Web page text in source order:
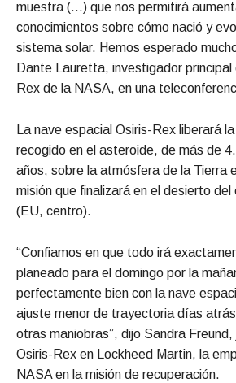
muestra (…) que nos permitirá
conocimientos sobre cómo nació y
sistema solar. Hemos esperado
Dante Lauretta, investigador principal
Rex de la NASA, en una
La nave espacial Osiris-Rex liberará
recogido en el asteroide, de más de
años, sobre la atmósfera de la Tierra
misión que finalizará en el desierto
(EU, centro).
“Confiamos en que todo irá
planeado para el domingo por la
perfectamente bien con la nave
ajuste menor de trayectoria días
otras maniobras”, dijo Sandra
Osiris-Rex en Lockheed Martin, la
NASA en la misión de recuperación.